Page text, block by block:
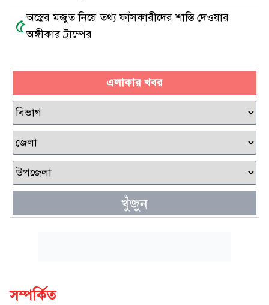
৫অস্ত্রের মজুত নিয়ে তথ্য ফাঁসকারীদের শাস্তি দেওয়ার
অঙ্গীকার ট্রাম্পের
এলাকার খবর
খুঁজুন
সম্পর্কিত